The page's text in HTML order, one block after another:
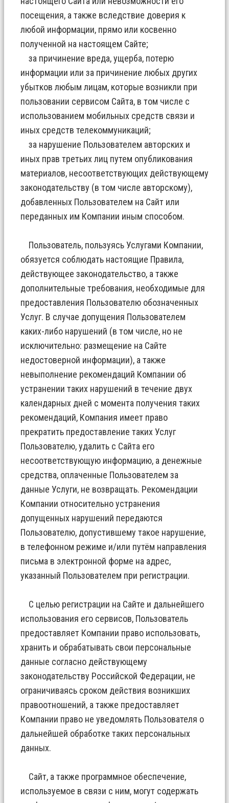
посещения, а также вследствие доверия к
любой информации, прямо или косвенно
полученной на настоящем Сайте;
за причинение вреда, ущерба, потерю
информации или за причинение любых других
убытков любым лицам, которые возникли при
пользовании сервисом Сайта, в том числе с
использованием мобильных средств связи и
иных средств телекоммуникаций;
за нарушение Пользователем авторских и
иных прав третьих лиц путем опубликования
материалов, несоответствующих действующему
законодательству (в том числе авторскому),
добавленных Пользователем на Сайт или
переданных им Компании иным способом.
Пользователь, пользуясь Услугами Компании,
обязуется соблюдать настоящие Правила,
действующее законодательство, а также
дополнительные требования, необходимые для
предоставления Пользователю обозначенных
Услуг. В случае допущения Пользователем
каких-либо нарушений (в том числе, но не
исключительно: размещение на Сайте
недостоверной информации), а также
невыполнение рекомендаций Компании об
устранении таких нарушений в течение двух
календарных дней с момента получения таких
рекомендаций, Компания имеет право
прекратить предоставление таких Услуг
Пользователю, удалить с Сайта его
несоответствующую информацию, а денежные
средства, оплаченные Пользователем за
данные Услуги, не возвращать. Рекомендации
Компании относительно устранения
допущенных нарушений передаются
Пользователю, допустившему такое нарушение,
в телефонном режиме и/или путём направления
письма в электронной форме на адрес,
указанный Пользователем при регистрации.
С целью регистрации на Сайте и дальнейшего
использования его сервисов, Пользователь
предоставляет Компании право использовать,
хранить и обрабатывать свои персональные
данные согласно действующему
законодательству Российской Федерации, не
ограничиваясь сроком действия возникших
правоотношений, а также предоставляет
Компании право не уведомлять Пользователя о
дальнейшей обработке таких персональных
данных.
Сайт, а также программное обеспечение,
используемое в связи с ним, могут содержать